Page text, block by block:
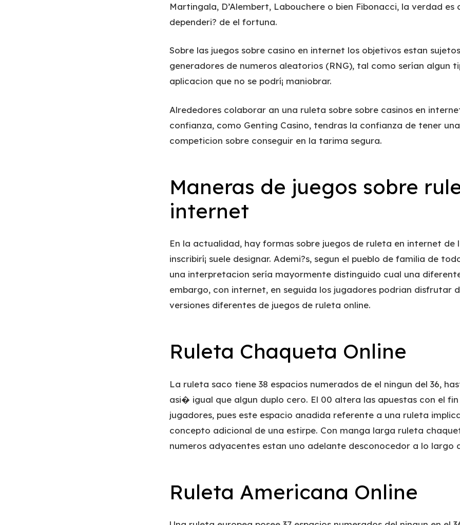
Martingala, D’Alembert, Labouchere o bien Fibonacci, la verdad es
dependeri? de el fortuna.
Sobre las juegos sobre casino en internet los objetivos estan
generadores de numeros aleatorios (RNG), tal como serían algun
aplicacion que no se podrí¡ maniobrar.
Alrededores colaborar an una ruleta sobre sobre casinos en
confianza, como Genting Casino, tendras la confianza de tener
competicion sobre conseguir en la tarima segura.
Maneras de juegos sobre
internet
En la actualidad, hay formas sobre juegos de ruleta en internet de
inscribirí¡ suele designar. Ademi?s, segun el pueblo de familia de
una interpretacion serí­a mayormente distinguido cual una
embargo, con internet, en seguida los jugadores podrian disfrutar
versiones diferentes de juegos de ruleta online.
Ruleta Chaqueta Online
La ruleta saco tiene 38 espacios numerados de el ningun del 36,
asi� igual que algun duplo cero. El 00 altera las apuestas con el fin
jugadores, pues este espacio anadida referente a una ruleta
concepto adicional de una estirpe. Con manga larga ruleta
numeros adyacentes estan uno adelante desconocedor a lo largo
Ruleta Americana Online